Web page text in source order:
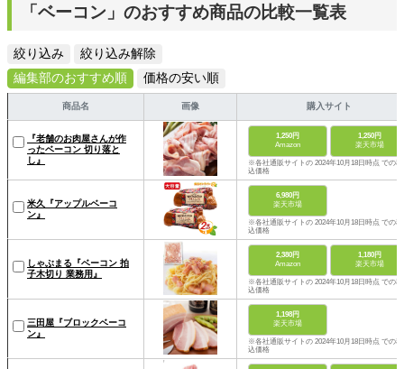
「ベーコン」のおすすめ商品の比較一覧表
絞り込み
絞り込み解除
編集部のおすすめ順
価格の安い順
商品名 画像 購入サイト
『老舗のお肉屋さんが作
ったベーコン 切り落と
し』
1,250円
Amazon
1,250円
楽天市場
※各社通販サイトの 2024年10月18日時点 での税
込価格
米久『アップルベーコ
ン』
6,980円
楽天市場
※各社通販サイトの 2024年10月18日時点 での税
込価格
しゃぶまる『ベーコン 拍
子木切り 業務用』
2,380円
Amazon
1,180円
楽天市場
※各社通販サイトの 2024年10月18日時点 での税
込価格
三田屋『ブロックベーコ
ン』
1,198円
楽天市場
※各社通販サイトの 2024年10月18日時点 での税
込価格